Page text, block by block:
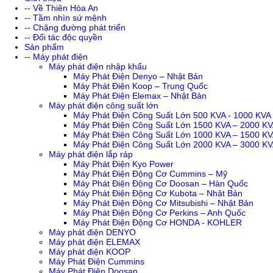
-- Về Thiên Hòa An
-- Tầm nhìn sứ mệnh
-- Chặng đường phát triển
-- Đối tác độc quyền
Sản phẩm
-- Máy phát điện
Máy phát điện nhập khẩu
Máy Phát Điện Denyo – Nhật Bản
Máy Phát Điện Koop – Trung Quốc
Máy Phát Điện Elemax – Nhật Bản
Máy phát điện công suất lớn
Máy Phát Điện Công Suất Lớn 500 KVA - 1000 KVA
Máy Phát Điện Công Suất Lớn 1500 KVA – 2000
Máy Phát Điện Công Suất Lớn 1000 KVA – 1500
Máy Phát Điện Công Suất Lớn 2000 KVA – 3000
Máy phát điện lắp ráp
Máy Phát Điện Kyo Power
Máy Phát Điện Động Cơ Cummins – Mỹ
Máy Phát Điện Động Cơ Doosan – Hàn Quốc
Máy Phát Điện Động Cơ Kubota – Nhật Bản
Máy Phát Điện Động Cơ Mitsubishi – Nhật Bản
Máy Phát Điện Động Cơ Perkins – Anh Quốc
Máy Phát Điện Động Cơ HONDA - KOHLER
Máy phát điện DENYO
Máy phát điện ELEMAX
Máy phát điện KOOP
Máy Phát Điện Cummins